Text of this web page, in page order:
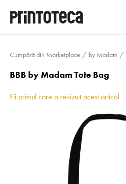
Cumpără din Marketplace by Madam
BBB by Madam Tote Bag
Fii primul care a revizuit acest articol